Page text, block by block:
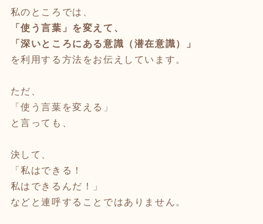
私のところでは、
「使う言葉」を変えて、
「深いところにある意識（潜在意識）」
を利用する方法をお伝えしています。
ただ、
「使う言葉を変える」
と言っても、
決して、
「私はできる！
私はできるんだ！」
などと連呼することではありません。